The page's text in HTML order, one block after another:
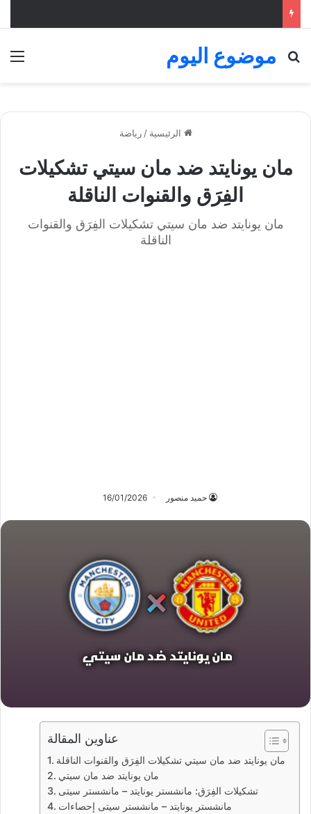
موضوع اليوم
بحث عن
الرئيسية / رياضة
مان يونايتد ضد مان سيتي تشكيلات
الفِرَق والقنوات الناقلة
مان يونايتد ضد مان سيتي تشكيلات الفِرَق والقنوات
الناقلة
حميد منصور 16/01/2026
عناوين المقالة
مان يونايتد ضد مان سيتي تشكيلات الفِرَق والقنوات الناقلة
مان يونايتد ضد مان سيتي
تشكيلات الفِرَق: مانشستر يونايتد – مانشستر سيتى
إحصاءات ‎مانشستر يونايتد – مانشستر سيتى